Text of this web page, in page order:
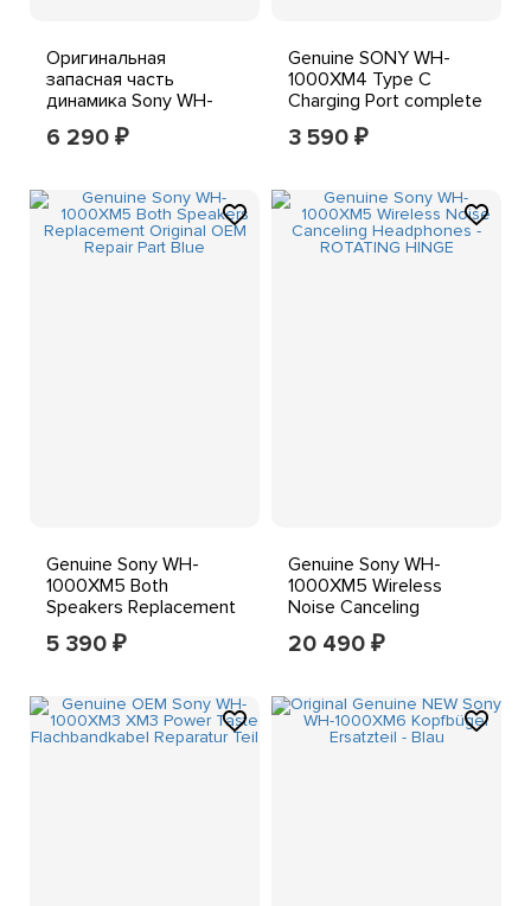
Оригинальная
запасная часть
динамика Sony WH-
H910N/шарнир/
вешалка/порт для
6 290 ₽
Genuine SONY WH-
1000XM4 Type C
Charging Port complete
circuit + Flex Ribbon
3 590 ₽
Genuine Sony WH-
1000XM5 Both
Speakers Replacement
Original OEM Repair
Part Blue
5 390 ₽
Genuine Sony WH-
1000XM5 Wireless
Noise Canceling
Headphones -
ROTATING HINGE
20 490 ₽